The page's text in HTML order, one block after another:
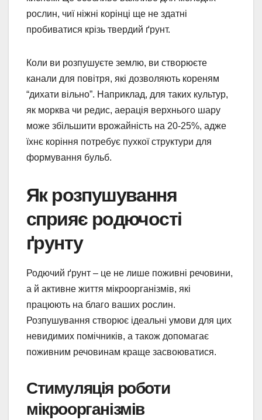
рослин, чиї ніжні корінці ще не здатні
пробиватися крізь твердий ґрунт.
Коли ви розпушуєте землю, ви створюєте
канали для повітря, які дозволяють кореням
“дихати вільно”. Наприклад, для таких культур,
як морква чи редис, аерація верхнього шару
може збільшити врожайність на 20-25%, адже
їхнє коріння потребує пухкої структури для
формування бульб.
Як розпушування
сприяє родючості
ґрунту
Родючий ґрунт – це не лише поживні речовини,
а й активне життя мікроорганізмів, які
працюють на благо ваших рослин.
Розпушування створює ідеальні умови для цих
невидимих помічників, а також допомагає
поживним речовинам краще засвоюватися.
Стимуляція роботи
мікроорганізмів